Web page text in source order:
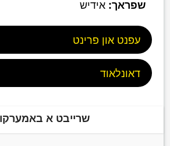
שפראך: אידיש
עפנט און פרינט
דאונלאוד
שרייבט א